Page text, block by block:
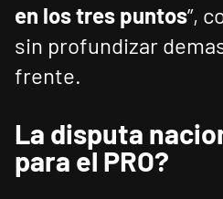
en los tres puntos”,
sin profundizar
frente.
La disputa
para el PRO?